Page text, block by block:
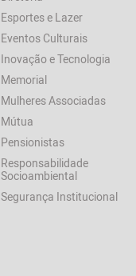
Esportes e Lazer
Eventos Culturais
Inovação e Tecnologia
Memorial
Mulheres Associadas
Mútua
Pensionistas
Responsabilidade
Socioambiental
Segurança Institucional